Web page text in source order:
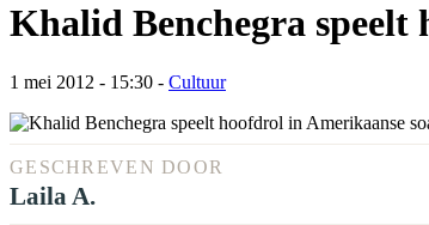
Khalid Benchegra speelt
1 mei 2012 - 15:30 - Cultuur
GESCHREVEN DOOR
Laila A.